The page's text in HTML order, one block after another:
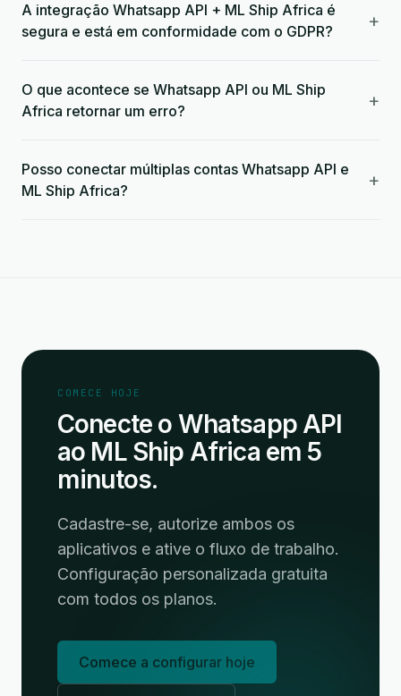
A integração Whatsapp API + ML Ship Africa é
segura e está em conformidade com o GDPR?
+
O que acontece se Whatsapp API ou ML Ship
Africa retornar um erro?
+
Posso conectar múltiplas contas Whatsapp API e
ML Ship Africa?
+
COMECE HOJE
Conecte o Whatsapp API
ao ML Ship Africa em 5
minutos.
Cadastre-se, autorize ambos os
aplicativos e ative o fluxo de trabalho.
Configuração personalizada gratuita
com todos os planos.
Comece a configurar hoje